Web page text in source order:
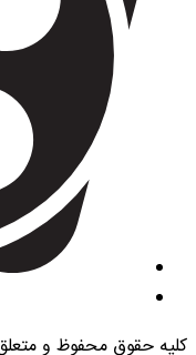
کلیه حقوق محفوظ و متعلق